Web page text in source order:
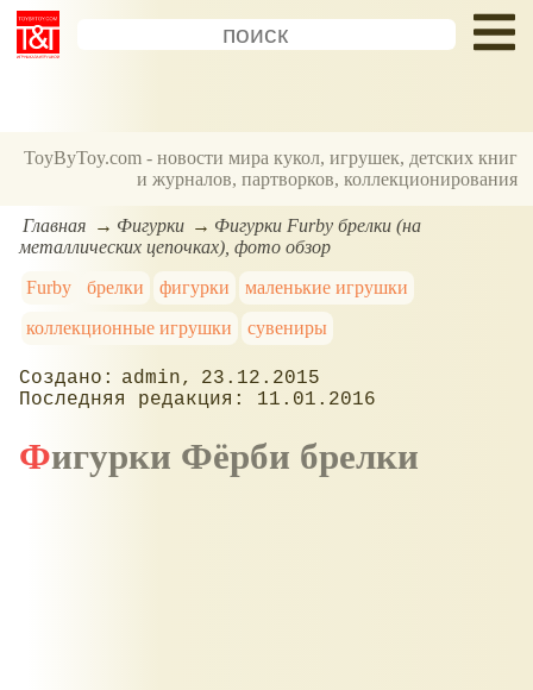
ToyByToy.com - новости мира кукол, игрушек, детских книг
и журналов, партворков, коллекционирования
Главная Фигурки
Фигурки Furby брелки (на
металлических цепочках), фото обзор
Furby
брелки фигурки
маленькие игрушки
коллекционные игрушки
сувениры
admin
23.12.2015
11.01.2016
Фигурки Фёрби брелки